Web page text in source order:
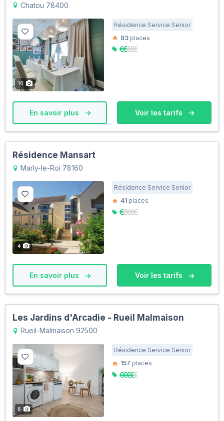
Chatou 78400
10
Résidence Service Senior
83 places
En savoir plus Voir les tarifs
Résidence Mansart
Marly-le-Roi 78160
4
Résidence Service Senior
41 places
En savoir plus Voir les tarifs
Les Jardins d'Arcadie - Rueil Malmaison
Rueil-Malmaison 92500
6
Résidence Service Senior
157 places